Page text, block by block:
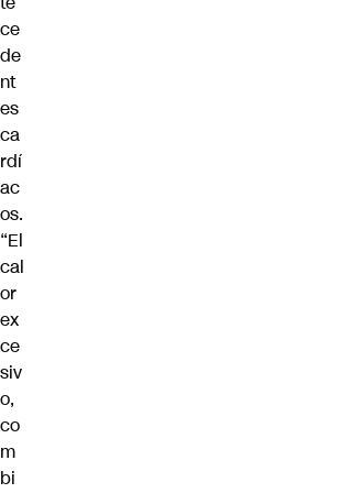
ce
de
nt
es
ca
rdí
ac
os.
“El
cal
or
ex
ce
siv
o,
co
m
bi